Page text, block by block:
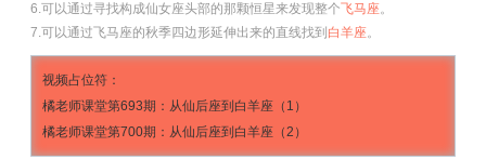
6.可以通过寻找构成仙女座头部的那颗恒星来发现整个飞马座。
7.可以通过飞马座的秋季四边形延伸出来的直线找到 白羊座。
视频占位符：
橘老师课堂第693期：从仙后座到白羊座（1）
橘老师课堂第700期：从仙后座到白羊座（2）